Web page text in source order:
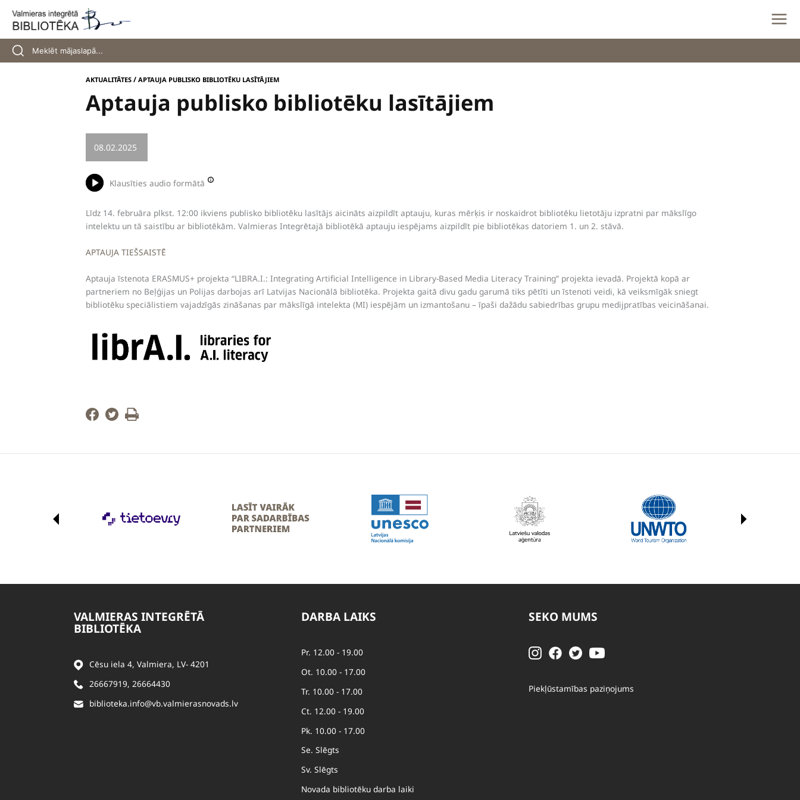
content
AKTUALITĀTES /APTAUJA PUBLISKO BIBLIOTĒKU LASĪTĀJIEM
Aptauja publisko bibliotēku lasītājiem
08.02.2025
Klausīties audio formātā
Līdz 14. februāra plkst. 12:00 ikviens publisko bibliotēku lasītājs aicināts aizpildīt aptauju, kuras mērķis ir noskaidrot bibliotēku lietotāju izpratni par mākslīgo
intelektu un tā saistību ar bibliotēkām. Valmieras Integrētajā bibliotēkā aptauju iespējams aizpildīt pie bibliotēkas datoriem 1. un 2. stāvā.
APTAUJA TIEŠSAISTĒ
Aptauja īstenota ERASMUS+ projekta “LIBRA.I.: Integrating Artificial Intelligence in Library-Based Media Literacy Training” projekta ievadā. Projektā kopā ar
partneriem no Beļģijas un Polijas darbojas arī Latvijas Nacionālā bibliotēka. Projekta gaitā divu gadu garumā tiks pētīti un īstenoti veidi, kā veiksmīgāk sniegt
bibliotēku speciālistiem vajadzīgās zināšanas par mākslīgā intelekta (MI) iespējām un izmantošanu – īpaši dažādu sabiedrības grupu medijpratības veicināšanai.
VALMIERAS INTEGRĒTĀ
BIBLIOTĒKA
Cēsu iela 4, Valmiera, LV- 4201
26667919, 26664430
biblioteka.info@vb.valmierasnovads.lv
DARBA LAIKS
Pr. 12.00 - 19.00
Ot. 10.00 - 17.00
Tr. 10.00 - 17.00
Ct. 12.00 - 19.00
Pk. 10.00 - 17.00
Se. Slēgts
Sv. Slēgts
Novada bibliotēku darba laiki
SEKO MUMS
Piekļūstamības paziņojums